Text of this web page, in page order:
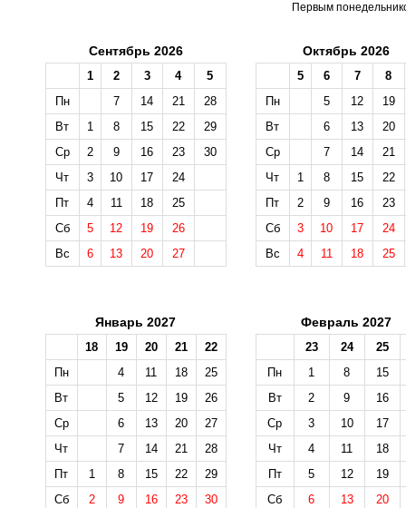
Первым
Сентябрь 2026
1 2 3 4
5
Пн
7 14 21
28
Вт
1 8 15 22
29
Ср
2 9 16 23
30
Чт
3 10 17
24
Пт
4 11 18
25
Сб
5 12 19
26
Вс
6 13 20 27
Октябрь 2026
5 6 7
8
Пн
5 12
19
Вт
6 13
20
Ср
7 14
21
Чт
1 8 15
22
Пт
2 9 16
23
Сб
3 10 17
24
Вс
4 11 18 25
Январь 2027
18 19 20 21
22
Пн
4 11 18
25
Вт
5 12 19
26
Ср
6 13 20
27
Чт
7 14 21
28
Пт
1 8 15 22
29
Сб
2 9 16 23
30
Февраль 2027
23 24
25
Пн
1 8
15
Вт
2 9
16
Ср
3 10
17
Чт
4 11
18
Пт
5 12
19
Сб
6 13
20